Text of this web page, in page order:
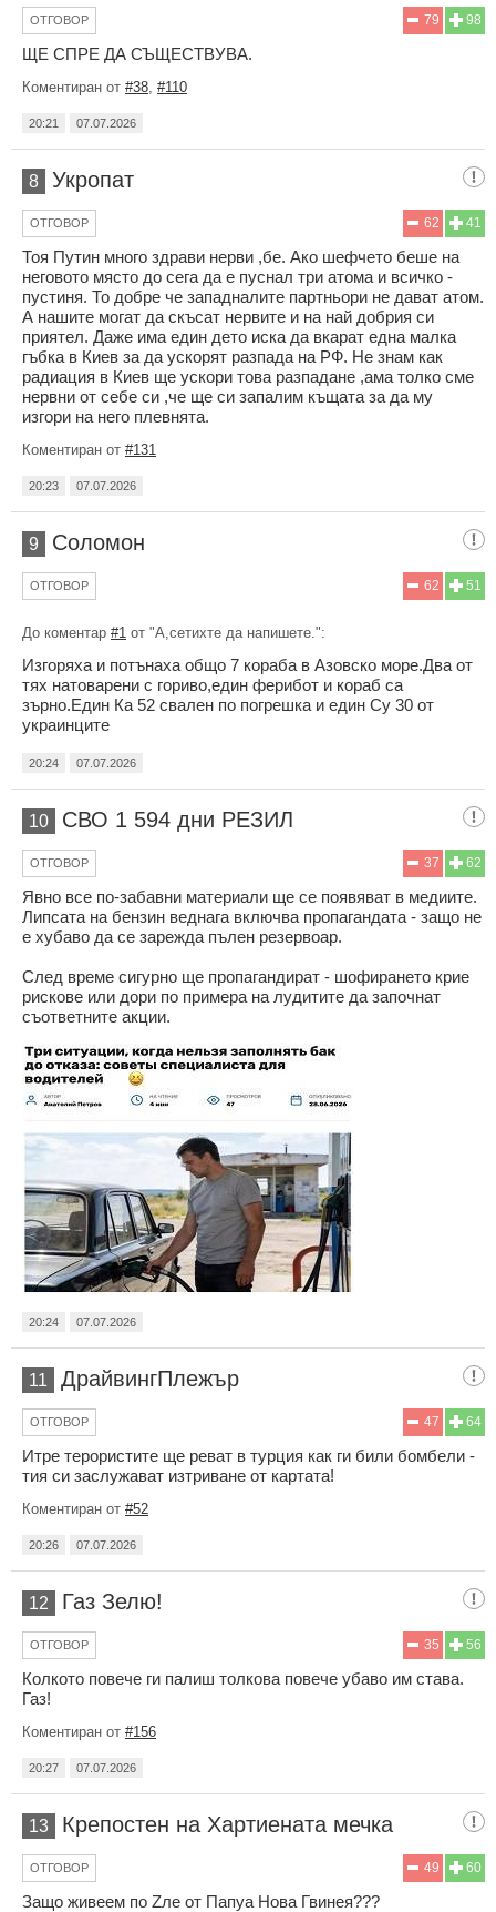
98
79
ОТГОВОР
ЩЕ СПРЕ ДА СЪЩЕСТВУВА.
Коментиран от #38 #110
20:21 07.07.2026
8 Укропат
41
62
ОТГОВОР
Тоя Путин много здрави нерви ,бе. Ако шефчето беше на
неговото място до сега да е пуснал три атома и всичко -
пустиня. То добре че западналите партньори не дават атом.
А нашите могат да скъсат нервите и на най добрия си
приятел. Даже има един дето иска да вкарат една малка
гъбка в Киев за да ускорят разпада на РФ. Не знам как
радиация в Киев ще ускори това разпадане ,ама толко сме
нервни от себе си ,че ще си запалим къщата за да му
изгори на него плевнята.
Коментиран от #131
20:23 07.07.2026
9 Соломон
51
62
ОТГОВОР
До коментар #1 от "А,сетихте да напишете.":
Изгоряха и потънаха общо 7 кораба в Азовско море.Два от
тях натоварени с гориво,един ферибот и кораб са
зърно.Един Ка 52 свален по погрешка и един Су 30 от
украинците
20:24 07.07.2026
10 СВО 1 594 дни РЕЗИЛ
62
37
ОТГОВОР
Явно все по-забавни материали ще се появяват в медиите.
Липсата на бензин веднага включва пропагандата - защо не
е хубаво да се зарежда пълен резервоар.
След време сигурно ще пропагандират - шофирането крие
рискове или дори по примера на лудитите да започнат
съответните акции.
20:24 07.07.2026
11 ДрайвингПлежър
64
47
ОТГОВОР
Итре терористите ще реват в турция как ги били бомбели -
тия си заслужават изтриване от картата!
Коментиран от #52
20:26 07.07.2026
12 Газ Зелю!
56
35
ОТГОВОР
Колкото повече ги палиш толкова повече убаво им става.
Газ!
Коментиран от #156
20:27 07.07.2026
13 Крепостен на Хартиената мечка
60
49
ОТГОВОР
Защо живеем по Zле от Папуа Нова Гвинея???